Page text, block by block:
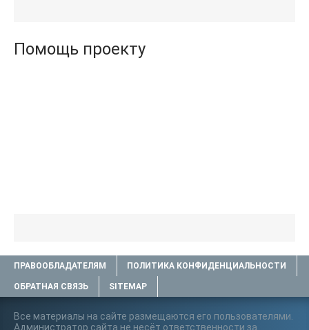
Помощь проекту
ПРАВООБЛАДАТЕЛЯМ ПОЛИТИКА КОНФИДЕНЦИАЛЬНОСТИ
ОБРАТНАЯ СВЯЗЬ SITEMAP
Все материалы на сайте размещаются его пользователями.
Администратор сайта не несёт ответственности за